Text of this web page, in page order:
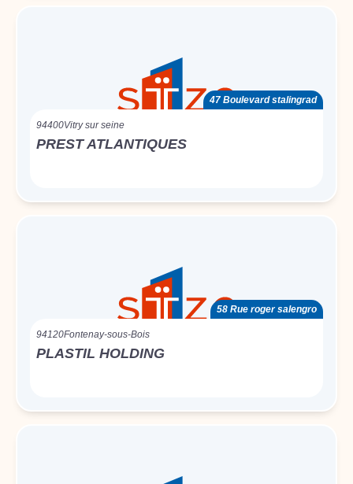
47 Boulevard stalingrad
94400Vitry sur seine
PREST ATLANTIQUES
58 Rue roger salengro
94120Fontenay-sous-Bois
PLASTIL HOLDING